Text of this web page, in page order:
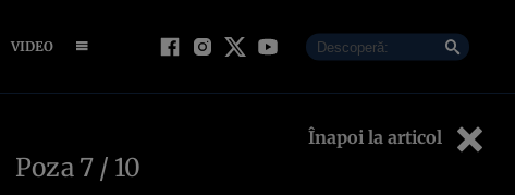
VIDEO
Înapoi la articol
Poza 7 / 10